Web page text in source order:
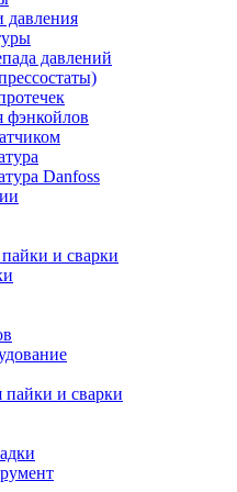
давления
давлений
фэнкойлов
Danfoss
и сварки
и сварки